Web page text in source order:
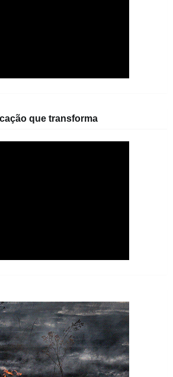
que transforma